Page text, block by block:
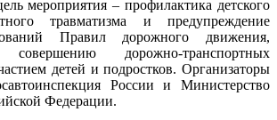
мероприятия – профилактика детского
травматизма и предупреждение
Правил дорожного движения,
совершению дорожно-транспортных
детей и подростков. Организаторы
России и Министерство
Федерации.